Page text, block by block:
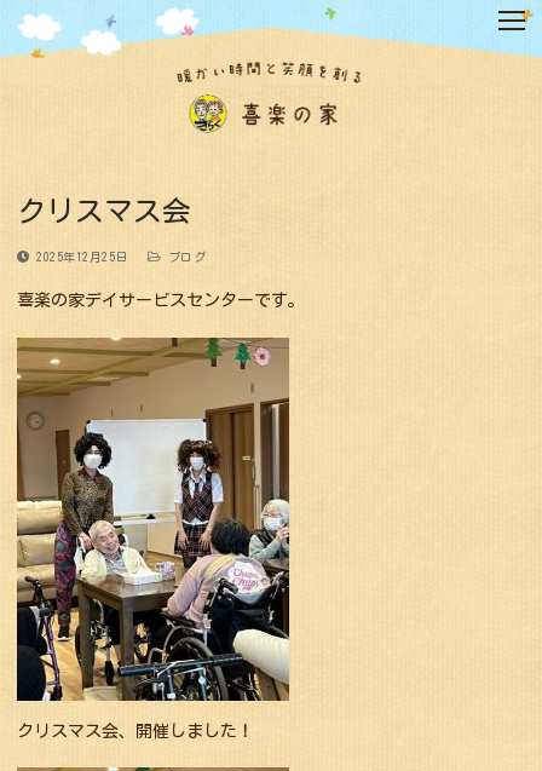
テ
ン
ツ
へ
ス
キ
プ
クリスマス会
2025年12月25日 ブログ
喜楽の家デイサービスセンターです。
クリスマス会、開催しました！